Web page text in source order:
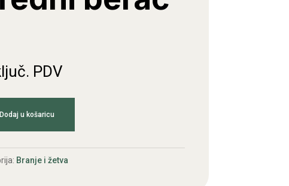
PDV
Dodaj u košaricu
Branje i žetva